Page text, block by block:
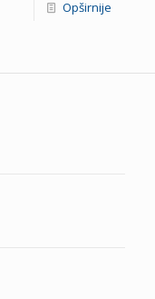
Opširnije